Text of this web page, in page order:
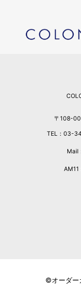
2026年1月
2025年12月
〒108-
TEL：03-
Mail
©オーダー